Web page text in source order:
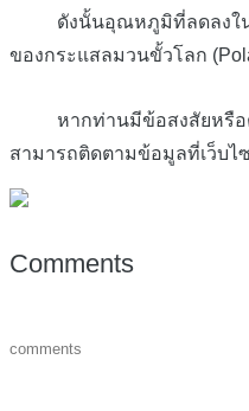
ดังนั้นอุณหภูมิที่ลดลงในร
ของกระแสลมวนขั้วโลก
หากท่านมีข้อสงสัยหรือต้
สามารถติดตามข้อมูลที่เว็บไ
Comments
comments